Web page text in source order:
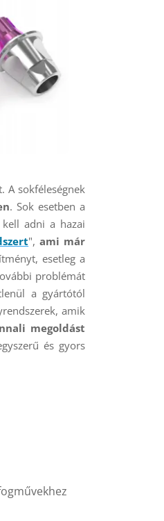
A sokféleségnek
. Sok esetben a
adni a hazai
",ami már
esetleg a
problémát
a gyártótól
amik
megoldást
és gyors